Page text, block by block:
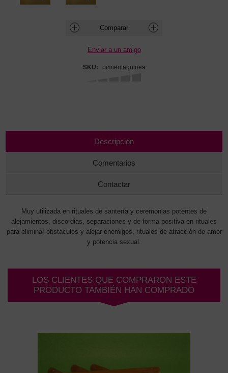
SKU: pimientaguinea
Descripción
Comentarios
Contactar
Muy utilizada en rituales de santería y ceremonias potentes de
alejamientos, discordias, separaciones y de forma positiva en rituales
para eliminar obstáculos y alejar enemigos, rituales de atracción de amor
y potencia sexual.
LOS CLIENTES QUE COMPRARON ESTE
PRODUCTO TAMBIÉN HAN COMPRADO